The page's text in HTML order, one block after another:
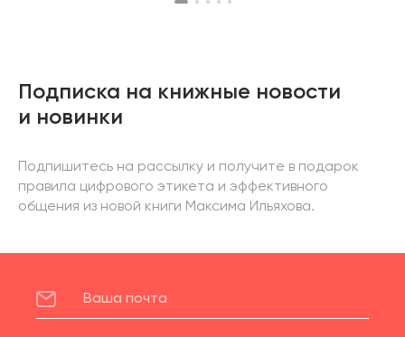
Подписка на книжные новости
и новинки
Подпишитесь на рассылку и получите в подарок
правила цифрового этикета и эффективного
общения из новой книги Максима Ильяхова.